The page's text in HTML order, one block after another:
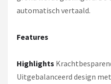
automatisch vertaald.
Features
Highlights
Uitgebalanceerd design